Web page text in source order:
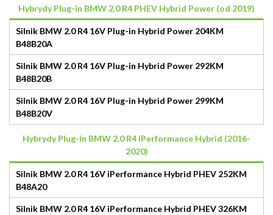
Hybrydy Plug-in BMW 2.0 R4 PHEV Hybrid Power (od 2019)
Silnik BMW 2.0 R4 16V Plug-in Hybrid Power 204KM
B48B20A
Silnik BMW 2.0 R4 16V Plug-in Hybrid Power 292KM
B48B20B
Silnik BMW 2.0 R4 16V Plug-in Hybrid Power 299KM
B48B20V
Hybrydy Plug-in BMW 2.0 R4 iPerformance Hybrid (2016-
2020)
Silnik BMW 2.0 R4 16V iPerformance Hybrid PHEV 252KM
B48A20
Silnik BMW 2.0 R4 16V iPerformance Hybrid PHEV 326KM